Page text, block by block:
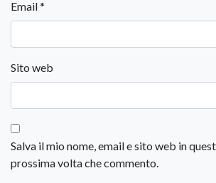
Email*
Sito web
Salva il mio nome, email e sito web in
prossima volta che commento.